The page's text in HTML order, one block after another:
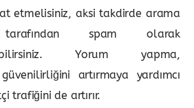
etmelisiniz, aksi takdirde arama
spam olarak
Yorum yapma,
artırmaya yardımcı
trafiğini de artırır.